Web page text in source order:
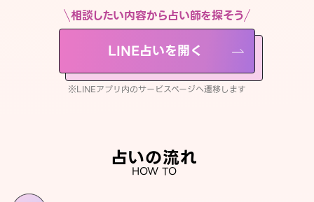
相談したい内容から占い師を探そう
LINE占いを開く
※LINEアプリ内のサービスページへ遷移します
占いの流れ
HOW TO